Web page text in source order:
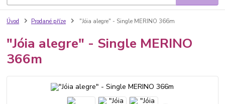
Úvod Prodané příze "Jóia alegre" - Single MERINO 366m
"Jóia alegre" - Single MERINO
366m